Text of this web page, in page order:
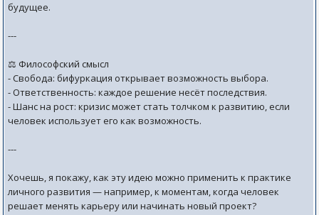
будущее.
---
⚖️ Философский смысл
- Свобода: бифуркация открывает возможность выбора.
- Ответственность: каждое решение несёт последствия.
- Шанс на рост: кризис может стать толчком к развитию, если
человек использует его как возможность.
---
Хочешь, я покажу, как эту идею можно применить к практике
личного развития — например, к моментам, когда человек
решает менять карьеру или начинать новый проект?